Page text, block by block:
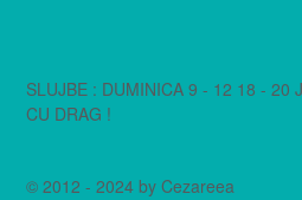
SLUJBE : DUMINICA 9 - 12 18 - 20
CU DRAG !
© 2012 - 2024 by Cezareea